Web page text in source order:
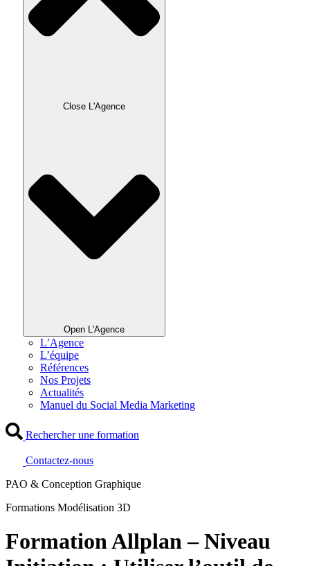
Close L'Agence
Open L'Agence
L’Agence
L’équipe
Références
Nos Projets
Actualités
Manuel du Social Media Marketing
Rechercher une formation
Contactez-nous
PAO & Conception Graphique
Formations Modélisation 3D
Formation Allplan – Niveau